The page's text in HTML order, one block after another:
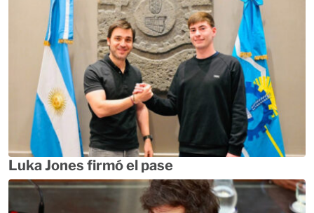
Luka Jones firmó el pase